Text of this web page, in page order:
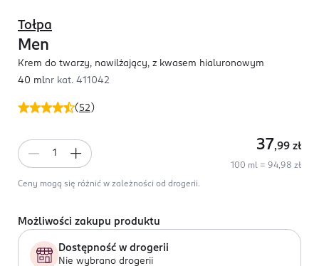
( 52 )
Tołpa
Men
Krem do twarzy, nawilżający, z kwasem hialuronowym
40 mlnr kat. 411042
37,99 zł
100 ml = 94,98 zł
Ceny mogą się różnić w zależności od drogerii.
Możliwości zakupu produktu
Dostępność w drogerii
Nie wybrano drogerii